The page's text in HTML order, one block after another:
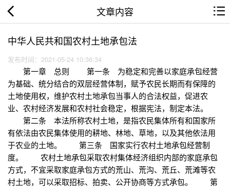
文章内容
中华人民共和国农村土地承包法
发布时间：2021-05-24 10:36:34
第一章 总则 第一条 为稳定和完善以家庭承包经营
为基础、统分结合的双层经营体制，赋予农民长期而有保障的
土地使用权，维护农村土地承包当事人的合法权益，促进农
业、农村经济发展和农村社会稳定，根据宪法，制定本法。
第二条 本法所称农村土地，是指农民集体所有和国家所
有依法由农民集体使用的耕地、林地、草地，以及其他依法用
于农业的土地。 第三条 国家实行农村土地承包经营制
度。 农村土地承包采取农村集体经济组织内部的家庭承包
方式，不宜采取家庭承包方式的荒山、荒沟、荒丘、荒滩等农
村土地，可以采取招标、拍卖、公开协商等方式承包。 第